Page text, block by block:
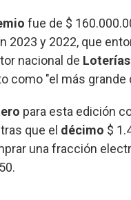
fue de $
2023 y 2022, que
nacional de
como "el más grande
para esta edición
que el décimo $
una fracción